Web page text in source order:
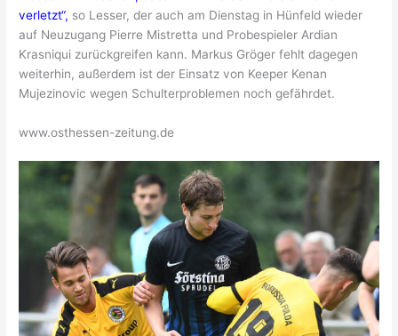
verletzt“, so Lesser, der auch am Dienstag in Hünfeld wieder
auf Neuzugang Pierre Mistretta und Probespieler Ardian
Krasniqui zurückgreifen kann. Markus Gröger fehlt dagegen
weiterhin, außerdem ist der Einsatz von Keeper Kenan
Mujezinovic wegen Schulterproblemen noch gefährdet.
www.osthessen-zeitung.de